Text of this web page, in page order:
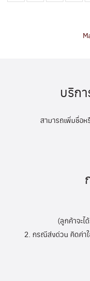
บริก
สามารถเพิ่มชื่อ
(ลูกค้าจะ
2. กรณีส่งด่วน คิดค่าใ